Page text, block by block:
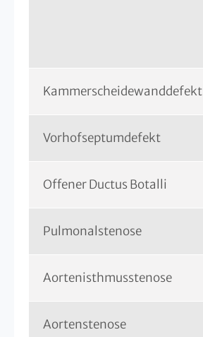
Kammerscheidewanddefekt
Vorhofseptumdefekt
Offener Ductus Botalli
Pulmonalstenose
Aortenisthmusstenose
Aortenstenose